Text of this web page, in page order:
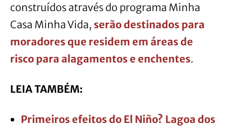
construídos através do programa Minha
Casa Minha Vida, serão destinados para
moradores que residem em áreas de
risco para alagamentos e enchentes.
LEIA TAMBÉM:
Primeiros efeitos do El Niño? Lagoa dos